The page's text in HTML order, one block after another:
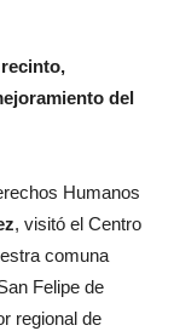
del
Humanos
, visitó el Centro
comuna
Felipe de
regional de